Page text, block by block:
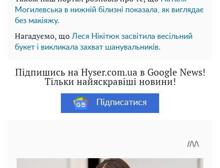
Могилевська в нижній білизні показала, як виглядає
без макіяжу.
Нагадуємо, що Леся Нікітюк засвітила весільний
букет і викликала захват шанувальників.
Підпишись на Hyser.com.ua в Google News!
Тільки найяскравіші новини!
Підписатися